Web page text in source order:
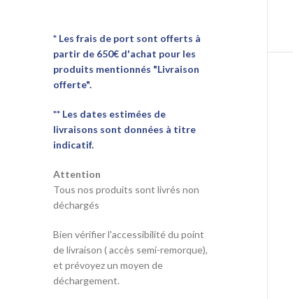
* Les frais de port sont offerts à
partir de 650€ d'achat pour les
produits mentionnés "Livraison
offerte".
** Les dates estimées de
livraisons sont données à titre
indicatif.
Attention
Tous nos produits sont livrés non
déchargés
Bien vérifier l'accessibilité du point
de livraison ( accès semi-remorque),
et prévoyez un moyen de
déchargement.